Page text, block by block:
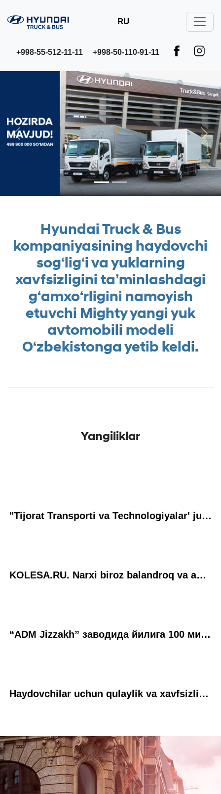
RU
+998-55-512-11-11 +998-50-110-91-11
Предыдущий
Hyundai Truck & Bus
kompaniyasining haydovchi
sog‘lig‘i va yuklarning
xavfsizligini ta’minlashdagi
g‘amxo‘rligini namoyish
etuvchi Mighty yangi yuk
avtomobili modeli
O‘zbekistonga yetib keldi.
Yangiliklar
"Tijorat Transporti va Technologiyalar' jurnali. O'rtancha aka. Bugungi sinovda o'rta tonnajli Hyundai Mighty EX8 avtomobili
KOLESA.RU. Narxi biroz balandroq va ancha yaxshiroq: Hyundai Mighty EX8 ning test-drayvi
“ADM Jizzakh” заводида йилига 100 минг дона енгил автомобиль ишлаб чиқарилади
Haydovchilar uchun qulaylik va xavfsizlik: Hyundai Mighty endi O‘zbekistonda